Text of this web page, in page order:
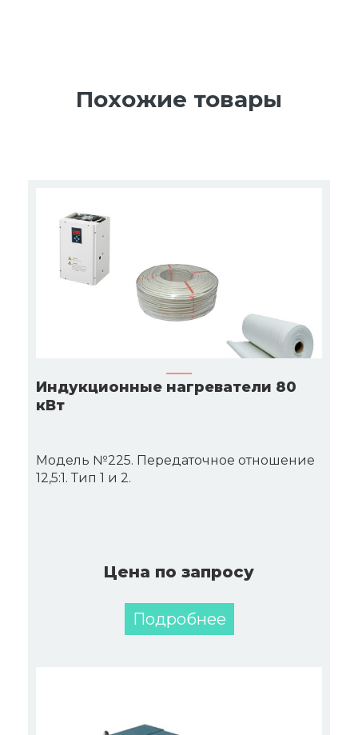
Похожие товары
Индукционные нагреватели 80
кВт
Модель №225. Передаточное отношение
12,5:1. Тип 1 и 2.
Цена по запросу
Подробнее